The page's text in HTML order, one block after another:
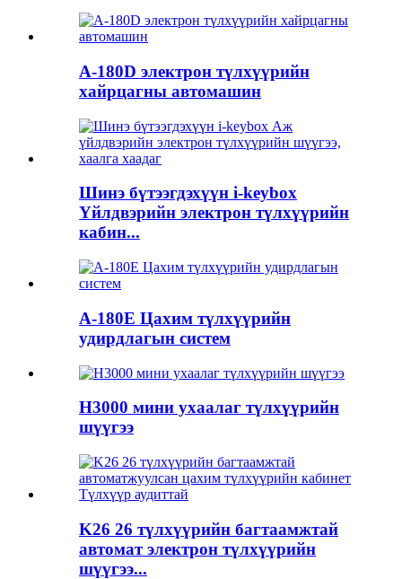
A-180D электрон түлхүүрийн
хайрцагны автомашин
Шинэ бүтээгдэхүүн i-keybox
Үйлдвэрийн электрон түлхүүрийн
кабин...
A-180E Цахим түлхүүрийн
удирдлагын систем
H3000 мини ухаалаг түлхүүрийн
шүүгээ
K26 26 түлхүүрийн багтаамжтай
автомат электрон түлхүүрийн
шүүгээ...